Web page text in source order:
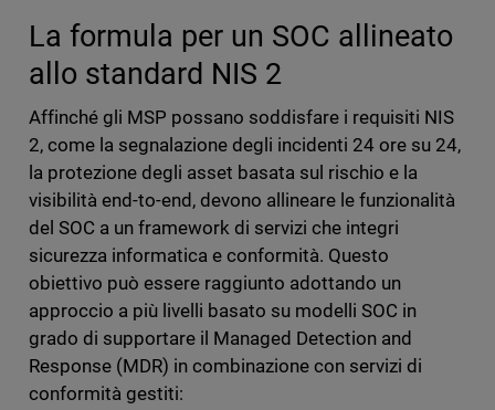
La formula per un SOC allineato
allo standard NIS 2
Affinché gli MSP possano soddisfare i requisiti NIS
2, come la segnalazione degli incidenti 24 ore su 24,
la protezione degli asset basata sul rischio e la
visibilità end-to-end, devono allineare le funzionalità
del SOC a un framework di servizi che integri
sicurezza informatica e conformità. Questo
obiettivo può essere raggiunto adottando un
approccio a più livelli basato su modelli SOC in
grado di supportare il Managed Detection and
Response (MDR) in combinazione con servizi di
conformità gestiti: